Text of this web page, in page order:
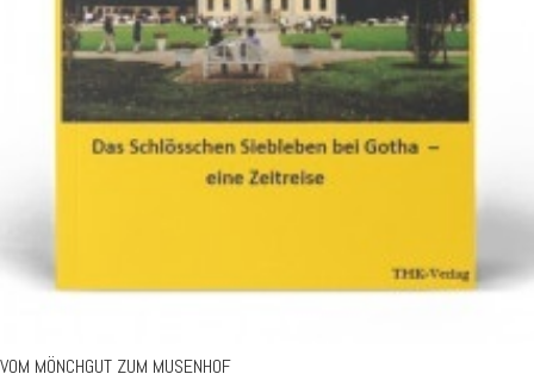
VOM MÖNCHGUT ZUM MUSENHOF